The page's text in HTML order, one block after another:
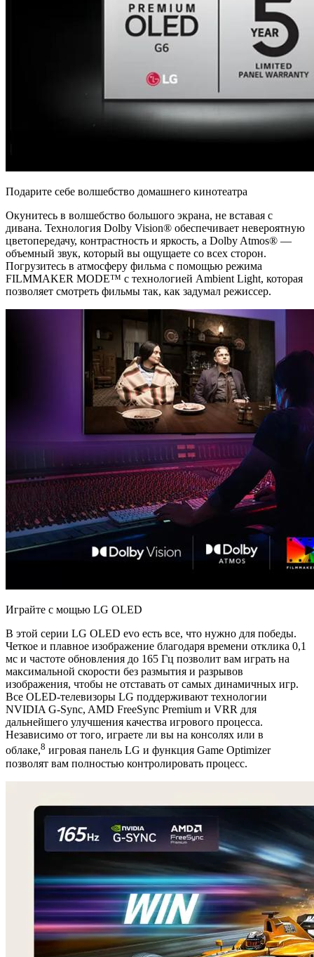
Подарите себе волшебство домашнего кинотеатра
Окунитесь в волшебство большого экрана, не вставая с
дивана. Технология Dolby Vision® обеспечивает невероятную
цветопередачу, контрастность и яркость, а Dolby Atmos® —
объемный звук, который вы ощущаете со всех сторон.
Погрузитесь в атмосферу фильма с помощью режима
FILMMAKER MODE™ с технологией Ambient Light, которая
позволяет смотреть фильмы так, как задумал режиссер.
Играйте с мощью LG OLED
В этой серии LG OLED evo есть все, что нужно для победы.
Четкое и плавное изображение благодаря времени отклика 0,1
мс и частоте обновления до 165 Гц позволит вам играть на
максимальной скорости без размытия и разрывов
изображения, чтобы не отставать от самых динамичных игр.
Все OLED-телевизоры LG поддерживают технологии
NVIDIA G-Sync, AMD FreeSync Premium и VRR для
дальнейшего улучшения качества игрового процесса.
Независимо от того, играете ли вы на консолях или в
облаке,8 игровая панель LG и функция Game Optimizer
позволят вам полностью контролировать процесс.